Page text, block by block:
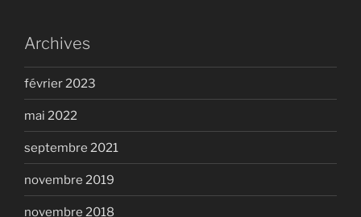
Archives
février 2023
mai 2022
septembre 2021
novembre 2019
novembre 2018